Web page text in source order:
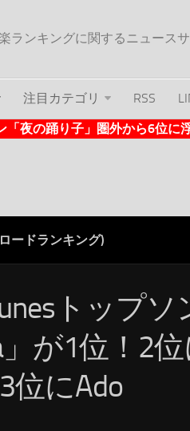
ランキングに関するニュース
注目カテゴリ RSS
「夜の踊り子」圏外から6位に
ードランキング)
トップソ
が1位！2
位にAdo